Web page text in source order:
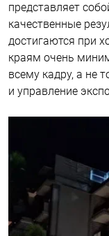
представляет
качественные
достигаются при
краям очень
всему кадру, а не
и управление